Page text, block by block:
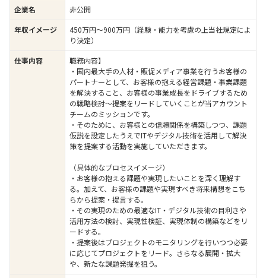
企業名
非公開
年収イメージ
450万円〜900万円（経験・能力を考慮の上当社規定によ
り決定）
仕事内容
職務内容】
・国内最大手の人材・販促メディア事業を行うお客様の
パートナーとして、お客様の抱える経営課題・事業課題
を解決すること、お客様の事業成長をドライブするため
の戦略検討～提案をリードしていくことが当アカウント
チームのミッションです。
・そのために、お客様との信頼関係を構築しつつ、課題
仮説を設定したうえでITやデジタル技術を活用して解決
策を提案する活動を実施していただきます。
（具体的なプロセスイメージ）
・お客様の抱える課題や実現したいことを深く理解す
る。加えて、お客様の課題や実現すべき将来構想をこち
らから提案・提言する。
・その実現のための最適なIT・デジタル技術の目利きや
活用方法の検討、実現性検証、実現体制の構築などをリ
ードする。
・提案後はプロジェクトのモニタリングを行いつつ必要
に応じてプロジェクトをリード。さらなる展開・拡大
や、新たな課題発掘を狙う。